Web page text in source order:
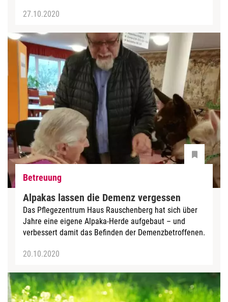
27.10.2020
Betreuung
Alpakas lassen die Demenz vergessen
Das Pflegezentrum Haus Rauschenberg hat sich über
Jahre eine eigene Alpaka-Herde aufgebaut – und
verbessert damit das Befinden der Demenzbetroffenen.
20.10.2020